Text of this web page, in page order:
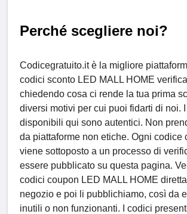
Perché scegliere noi?
Codicegratuito.it è la migliore
codici sconto LED MALL HOME
chiedendo cosa ci rende la tua prima
diversi motivi per cui puoi fidarti di noi.
disponibili qui sono autentici. Non
da piattaforme non etiche. Ogni codice
viene sottoposto a un processo di
essere pubblicato su questa pagina.
codici coupon LED MALL HOME
negozio e poi li pubblichiamo, così da
inutili o non funzionanti. I codici